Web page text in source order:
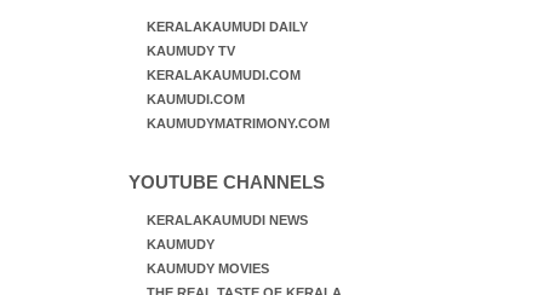
KERALAKAUMUDI DAILY
KAUMUDY TV
KERALAKAUMUDI.COM
KAUMUDI.COM
KAUMUDYMATRIMONY.COM
YOUTUBE CHANNELS
KERALAKAUMUDI NEWS
KAUMUDY
KAUMUDY MOVIES